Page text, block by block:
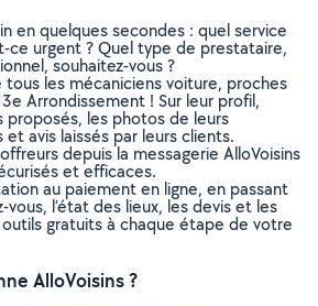
en quelques secondes : quel service
ce urgent ? Quel type de prestataire,
souhaitez-vous ?
les mécaniciens voiture, proches
Arrondissement ! Sur leur profil,
proposés, les photos de leurs
avis laissés par leurs clients.
depuis la messagerie AlloVoisins
et efficaces.
au paiement en ligne, en passant
vous, l’état des lieux, les devis et les
gratuits à chaque étape de votre
AlloVoisins ?